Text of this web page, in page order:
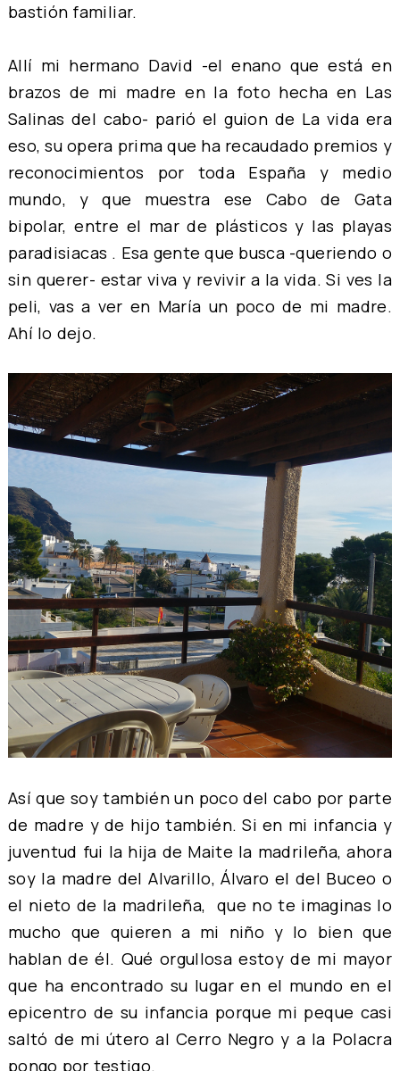
bastión familiar.
Allí mi hermano David -el enano que está en
brazos de mi madre en la foto hecha en Las
Salinas del cabo- parió el guion de La vida era
eso, su opera prima que ha recaudado premios y
reconocimientos por toda España y medio
mundo, y que muestra ese Cabo de Gata
bipolar, entre el mar de plásticos y las playas
paradisiacas . Esa gente que busca -queriendo o
sin querer- estar viva y revivir a la vida. Si ves la
peli, vas a ver en María un poco de mi madre.
Ahí lo dejo.
Así que soy también un poco del cabo por parte
de madre y de hijo también. Si en mi infancia y
juventud fui la hija de Maite la madrileña, ahora
soy la madre del Alvarillo, Álvaro el del Buceo o
el nieto de la madrileña, que no te imaginas lo
mucho que quieren a mi niño y lo bien que
hablan de él. Qué orgullosa estoy de mi mayor
que ha encontrado su lugar en el mundo en el
epicentro de su infancia porque mi peque casi
saltó de mi útero al Cerro Negro y a la Polacra
pongo por testigo.